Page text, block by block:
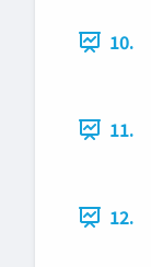
10.
11.
12.